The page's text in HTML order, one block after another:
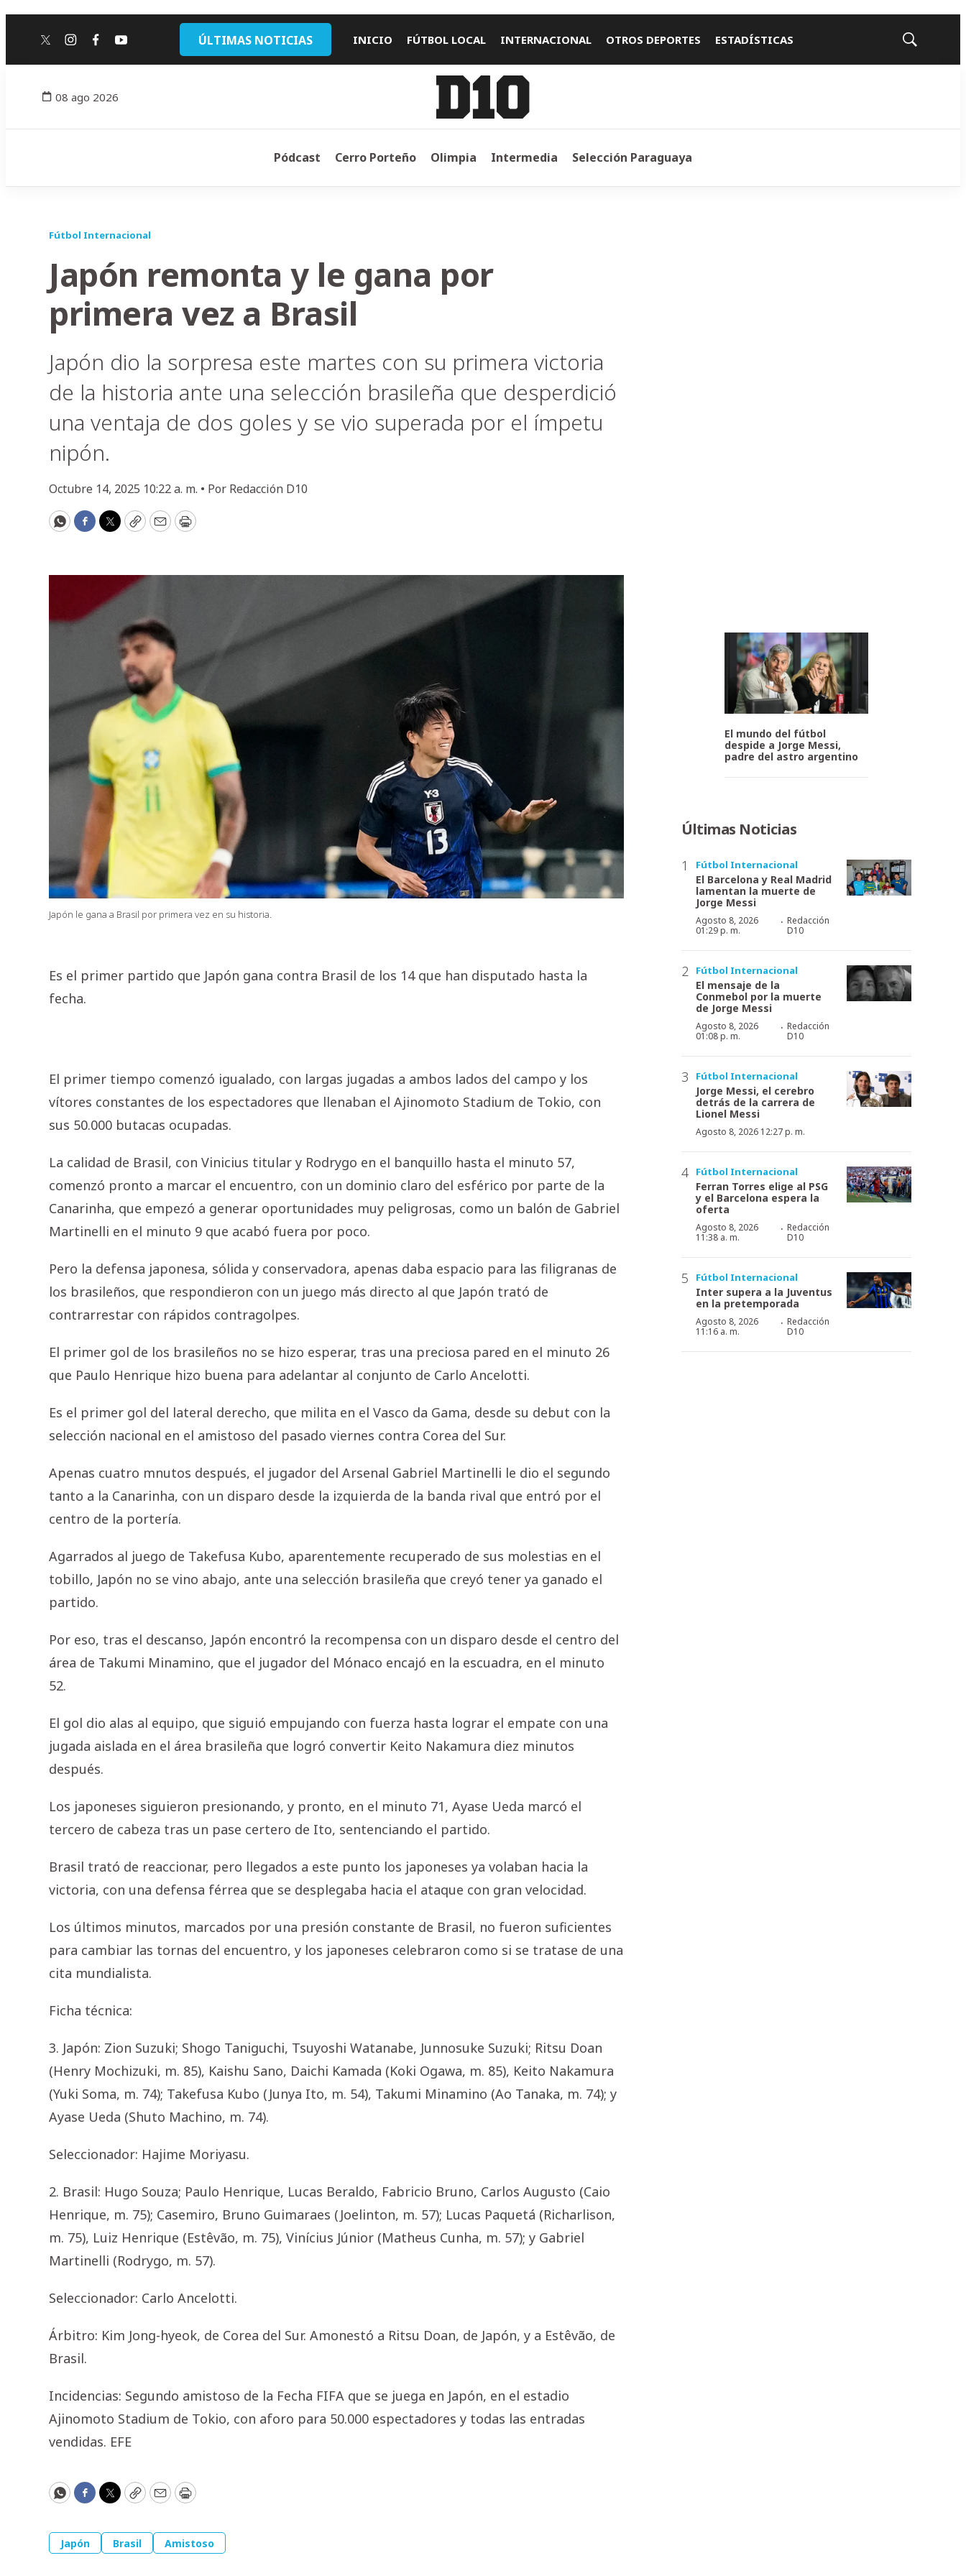
twitterinstagram
facebook
youtube ÚLTIMAS NOTICIAS INICIO FÚTBOL LOCAL INTERNACIONAL OTROS DEPORTES ESTADÍSTICAS
Mostrar
08 ago 2026
Pódcast Cerro Porteño Olimpia Intermedia Selección Paraguaya
Fútbol Internacional
Japón remonta y le gana por
primera vez a Brasil
Japón dio la sorpresa este martes con su primera victoria
de la historia ante una selección brasileña que desperdició
una ventaja de dos goles y se vio superada por el ímpetu
nipón.
Octubre 14, 2025 10:22 a. m. • Por Redacción D10
WhatsApp
Facebook
Twitter
CopyEmailPrint
Japón le gana a Brasil por primera vez en su historia.
Es el primer partido que Japón gana contra Brasil de los 14 que han disputado hasta la
fecha.
El primer tiempo comenzó igualado, con largas jugadas a ambos lados del campo y los
vítores constantes de los espectadores que llenaban el Ajinomoto Stadium de Tokio, con
sus 50.000 butacas ocupadas.
La calidad de Brasil, con Vinicius titular y Rodrygo en el banquillo hasta el minuto 57,
comenzó pronto a marcar el encuentro, con un dominio claro del esférico por parte de la
Canarinha, que empezó a generar oportunidades muy peligrosas, como un balón de Gabriel
Martinelli en el minuto 9 que acabó fuera por poco.
Pero la defensa japonesa, sólida y conservadora, apenas daba espacio para las filigranas de
los brasileños, que respondieron con un juego más directo al que Japón trató de
contrarrestar con rápidos contragolpes.
El primer gol de los brasileños no se hizo esperar, tras una preciosa pared en el minuto 26
que Paulo Henrique hizo buena para adelantar al conjunto de Carlo Ancelotti.
Es el primer gol del lateral derecho, que milita en el Vasco da Gama, desde su debut con la
selección nacional en el amistoso del pasado viernes contra Corea del Sur.
Apenas cuatro mnutos después, el jugador del Arsenal Gabriel Martinelli le dio el segundo
tanto a la Canarinha, con un disparo desde la izquierda de la banda rival que entró por el
centro de la portería.
Agarrados al juego de Takefusa Kubo, aparentemente recuperado de sus molestias en el
tobillo, Japón no se vino abajo, ante una selección brasileña que creyó tener ya ganado el
partido.
Por eso, tras el descanso, Japón encontró la recompensa con un disparo desde el centro del
área de Takumi Minamino, que el jugador del Mónaco encajó en la escuadra, en el minuto
52.
El gol dio alas al equipo, que siguió empujando con fuerza hasta lograr el empate con una
jugada aislada en el área brasileña que logró convertir Keito Nakamura diez minutos
después.
Los japoneses siguieron presionando, y pronto, en el minuto 71, Ayase Ueda marcó el
tercero de cabeza tras un pase certero de Ito, sentenciando el partido.
Brasil trató de reaccionar, pero llegados a este punto los japoneses ya volaban hacia la
victoria, con una defensa férrea que se desplegaba hacia el ataque con gran velocidad.
Los últimos minutos, marcados por una presión constante de Brasil, no fueron suficientes
para cambiar las tornas del encuentro, y los japoneses celebraron como si se tratase de una
cita mundialista.
Ficha técnica:
3. Japón: Zion Suzuki; Shogo Taniguchi, Tsuyoshi Watanabe, Junnosuke Suzuki; Ritsu Doan
(Henry Mochizuki, m. 85), Kaishu Sano, Daichi Kamada (Koki Ogawa, m. 85), Keito Nakamura
(Yuki Soma, m. 74); Takefusa Kubo (Junya Ito, m. 54), Takumi Minamino (Ao Tanaka, m. 74); y
Ayase Ueda (Shuto Machino, m. 74).
Seleccionador: Hajime Moriyasu.
2. Brasil: Hugo Souza; Paulo Henrique, Lucas Beraldo, Fabricio Bruno, Carlos Augusto (Caio
Henrique, m. 75); Casemiro, Bruno Guimaraes (Joelinton, m. 57); Lucas Paquetá (Richarlison,
m. 75), Luiz Henrique (Estêvão, m. 75), Vinícius Júnior (Matheus Cunha, m. 57); y Gabriel
Martinelli (Rodrygo, m. 57).
Seleccionador: Carlo Ancelotti.
Árbitro: Kim Jong-hyeok, de Corea del Sur. Amonestó a Ritsu Doan, de Japón, y a Estêvão, de
Brasil.
Incidencias: Segundo amistoso de la Fecha FIFA que se juega en Japón, en el estadio
Ajinomoto Stadium de Tokio, con aforo para 50.000 espectadores y todas las entradas
vendidas. EFE
WhatsApp
Facebook
Twitter
CopyEmailPrint
Japón Brasil Amistoso
El mundo del fútbol
despide a Jorge Messi,
padre del astro argentino
Últimas Noticias
Fútbol Internacional
El Barcelona y Real Madrid
lamentan la muerte de
Jorge Messi
Agosto 8, 2026
01:29 p. m.
· Redacción
D10
Fútbol Internacional
El mensaje de la
Conmebol por la muerte
de Jorge Messi
Agosto 8, 2026
01:08 p. m.
· Redacción
D10
Fútbol Internacional
Jorge Messi, el cerebro
detrás de la carrera de
Lionel Messi
Agosto 8, 2026 12:27 p. m.
Fútbol Internacional
Ferran Torres elige al PSG
y el Barcelona espera la
oferta
Agosto 8, 2026
11:38 a. m.
· Redacción
D10
Fútbol Internacional
Inter supera a la Juventus
en la pretemporada
Agosto 8, 2026
11:16 a. m.
· Redacción
D10